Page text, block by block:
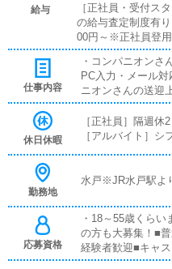
給与
［正社員・受付ス
の給与査定制度有
00円～※正社員登用
仕事内容
・コンパニオンさ
PC入力・メール
ニオンさんの送迎
となります。
休日休暇
［正社員］隔週休
［アルバイト］
勤務地
水戸※JR水戸駅よ
応募資格
・18～55歳くら
の方も大募集！■
経験者歓迎■キャ
世代歓迎